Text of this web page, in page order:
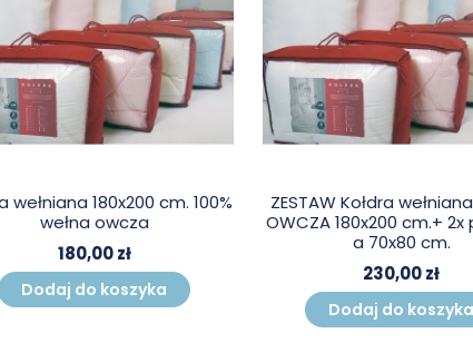
wełniana 180x200 cm. 100%
wełna owcza
180,00 zł
Dodaj do koszyka
ZESTAW Kołdra
OWCZA 180x200 cm.+ 2x
a 70x80 cm.
230,00 zł
Dodaj do koszyka